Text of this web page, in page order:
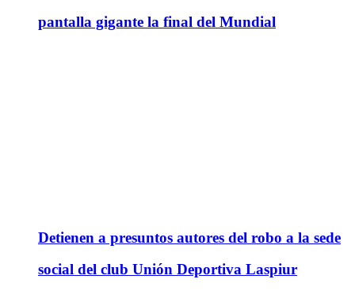
pantalla gigante la final del Mundial
Detienen a presuntos autores del robo a la sede
social del club Unión Deportiva Laspiur